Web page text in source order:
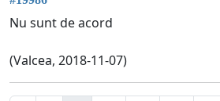
Nu sunt de acord
(Valcea, 2018-11-07)